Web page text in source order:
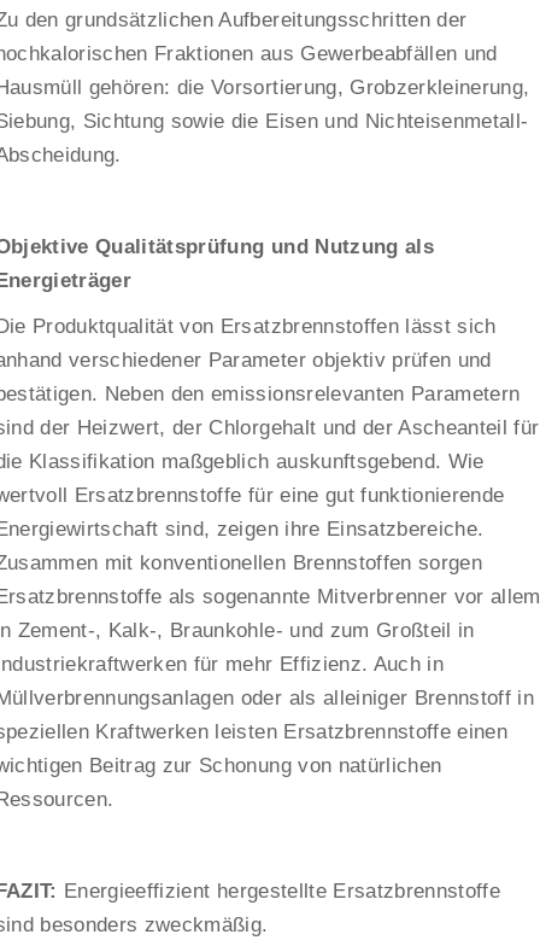
den grundsätzlichen Aufbereitungsschritten der
Fraktionen aus Gewerbeabfällen und
gehören: die Vorsortierung, Grobzerkleinerung,
Sichtung sowie die Eisen und Nichteisenmetall-
Qualitätsprüfung und Nutzung als
Produktqualität von Ersatzbrennstoffen lässt sich
verschiedener Parameter objektiv prüfen und
Neben den emissionsrelevanten Parametern
der Heizwert, der Chlorgehalt und der Ascheanteil für
Klassifikation maßgeblich auskunftsgebend. Wie
Ersatzbrennstoffe für eine gut funktionierende
sind, zeigen ihre Einsatzbereiche.
mit konventionellen Brennstoffen sorgen
als sogenannte Mitverbrenner vor allem
Zement-, Kalk-, Braunkohle- und zum Großteil in
für mehr Effizienz. Auch in
oder als alleiniger Brennstoff in
Kraftwerken leisten Ersatzbrennstoffe einen
Beitrag zur Schonung von natürlichen
Energieeffizient hergestellte Ersatzbrennstoffe
besonders zweckmäßig.